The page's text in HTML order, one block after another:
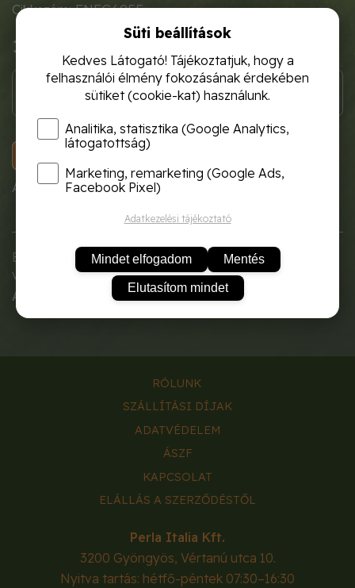
Cikkszám: FNFG6955
1 120 Ft
KOSÁRBA
A termék átmenetileg nem rendelhető!
Egynyári alacsony, lágyszárú növény, skarlát színű
virágokkal, amelyek gyönyörű hatást keltenek.
A tasak tartalma: 10g.
RÓLUNK
SZÁLLÍTÁSI DÍJAK
ADATVÉDELEM
ÁSZF
KAPCSOLAT
ELÁLLÁS A SZERZŐDÉSTŐL
Perla Italia Kft.
3200 Gyöngyös, Vértanú utca 10.
Nyitva tartás: hétfő-péntek 07:30–16:30
Süti beállítások
Kedves Látogató! Tájékoztatjuk, hogy a
felhasználói élmény fokozásának érdekében
sütiket (cookie-kat) használunk.
Analitika, statisztika (Google Analytics,
látogatottság)
Marketing, remarketing (Google Ads,
Facebook Pixel)
Adatkezelési tájékoztató
Mindet elfogadom Mentés
Elutasítom mindet